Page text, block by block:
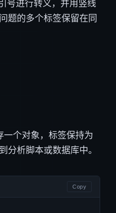
号进行转义，并用竖线
题的多个标签保留在同
一个对象，标签保持为
分析脚本或数据库中。
Copy